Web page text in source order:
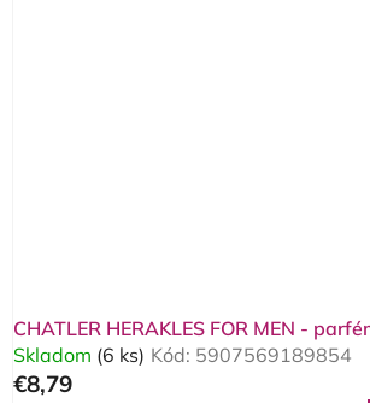
CHATLER HERAKLES FOR MEN -
Skladom (6 ks) Kód: 5907569189854
€8,79